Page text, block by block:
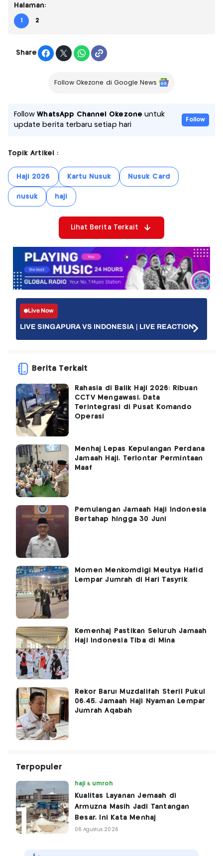
Halaman:
1 2
Share
Follow Okezone di Google News
FollowWhatsApp Channel Okezone untuk
update berita terbaru setiap hari
Follow
Topik Artikel :
Haji 2026 Kartu Nusuk Nusuk Card
nusuk haji
Lihat Berita Terkait
Live Now
LIVE SINGAPURA VS INDONESIA | LIVE REACTION
Berita Terkait
Rahasia di Balik Haji 2026: Ribuan
CCTV Mengawasi, Data
Terintegrasi di Pusat Komando
Operasi
Menhaj Lepas Kepulangan Perdana
Jamaah Haji, Terlontar Permintaan
Maaf
Pemulangan Jamaah Haji Indonesia
Bertahap hingga 30 Juni
Momen Menkomdigi Meutya Hafid
Lempar Jumrah di Hari Tasyrik
Kemenhaj Pastikan Seluruh Jamaah
Haji Indonesia Tiba di Mina
Rekor Baru! Muzdalifah Steril Pukul
06.45, Jamaah Haji Nyaman Lempar
Jumrah Aqabah
Terpopuler
haji & umroh
Kualitas Layanan Jemaah di
Armuzna Masih Jadi Tantangan
Besar, Ini Kata Menhaj
06 Agustus 2026